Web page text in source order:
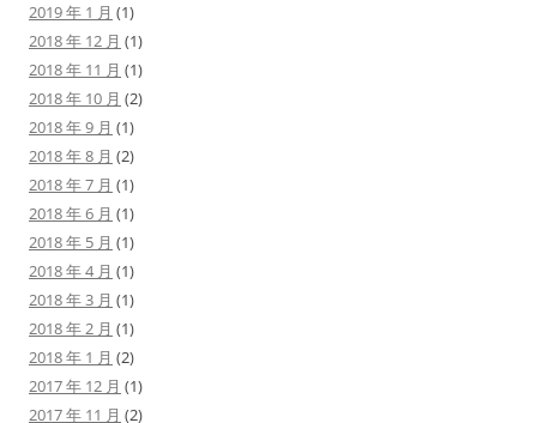
2019 年 1 月 (1)
2018 年 12 月 (1)
2018 年 11 月 (1)
2018 年 10 月 (2)
2018 年 9 月 (1)
2018 年 8 月 (2)
2018 年 7 月 (1)
2018 年 6 月 (1)
2018 年 5 月 (1)
2018 年 4 月 (1)
2018 年 3 月 (1)
2018 年 2 月 (1)
2018 年 1 月 (2)
2017 年 12 月 (1)
2017 年 11 月 (2)